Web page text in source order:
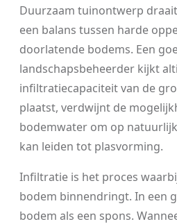
Duurzaam tuinontwerp
een balans tussen harde
doorlatende bodems. Een
landschapsbeheerder kijkt
infiltratiecapaciteit van de
plaatst, verdwijnt de
bodemwater om op
kan leiden tot plasvorming.
Infiltratie is het proces
bodem binnendringt. In een
bodem als een spons.